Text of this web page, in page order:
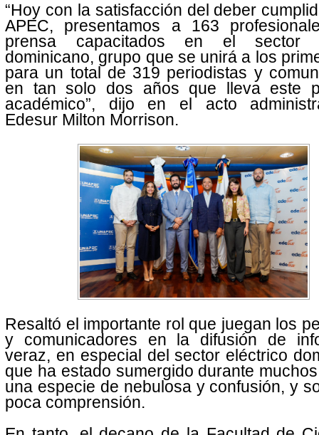
“Hoy con la satisfacción del deber
APEC, presentamos a 163
prensa capacitados en el sector
dominicano, grupo que se unirá a los
para un total de 319 periodistas y
en tan solo dos años que lleva este
académico”, dijo en el acto
Edesur Milton Morrison.
Resaltó el importante rol que juegan los
y comunicadores en la difusión de
veraz, en especial del sector eléctrico
que ha estado sumergido durante
una especie de nebulosa y confusión, y
poca comprensión.